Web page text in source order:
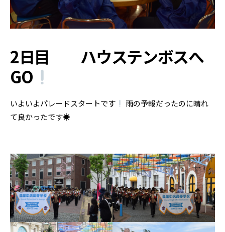
2日目 ハウステンボスへ
GO
いよいよパレードスタートです
雨の予報だったのに晴れ
て良かったです☀